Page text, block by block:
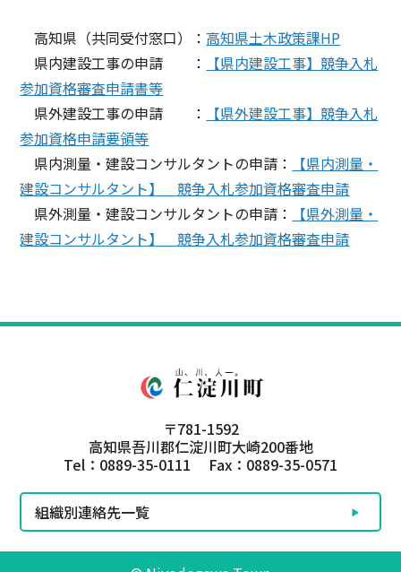
高知県（共同受付窓口）：高知県土木政策課HP
県内建設工事の申請 ：
【県内建設工事】競争入札
参加資格審査申請書等
県外建設工事の申請 ：
【県外建設工事】競争入札
参加資格申請要領等
県内測量・建設コンサルタントの申請：
【県内測量・
建設コンサルタント】 競争入札参加資格審査申請
県外測量・建設コンサルタントの申請：
【県外測量・
建設コンサルタント】 競争入札参加資格審査申請
〒781-1592
高知県吾川郡仁淀川町大崎200番地
Tel：0889-35-0111 Fax：0889-35-0571
組織別連絡先一覧